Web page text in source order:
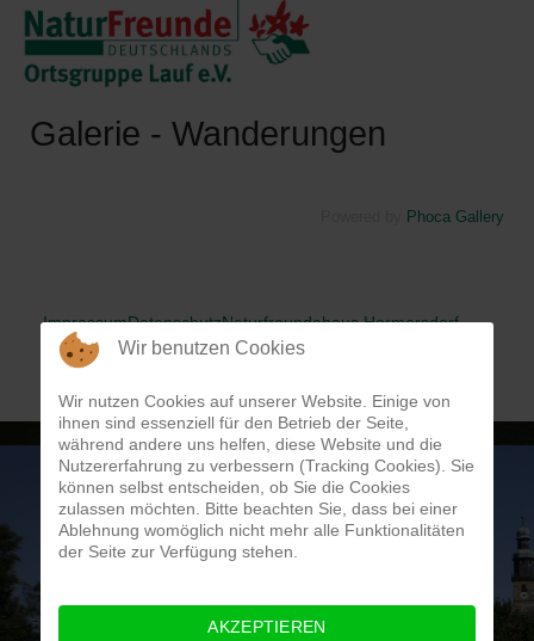
Galerie - Wanderungen
Phoca Gallery
ImpressumDatenschutzNaturfreundehaus Hormersdorf
Naturfreunde DeutschlandIntern
Free Joomla templates by Ltheme
Wir benutzen Cookies
Wir nutzen Cookies auf unserer Website. Einige von
ihnen sind essenziell für den Betrieb der Seite,
während andere uns helfen, diese Website und die
Nutzererfahrung zu verbessern (Tracking Cookies). Sie
können selbst entscheiden, ob Sie die Cookies
zulassen möchten. Bitte beachten Sie, dass bei einer
Ablehnung womöglich nicht mehr alle Funktionalitäten
der Seite zur Verfügung stehen.
AKZEPTIEREN